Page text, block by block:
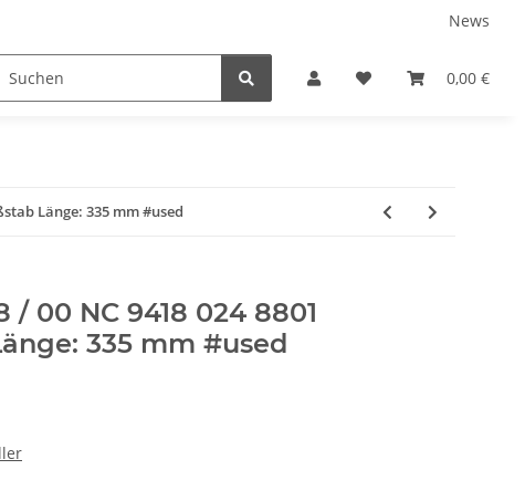
News
0,00 €
Länge: 335 mm #used
/ 00 NC 9418 024 8801
335 mm #used